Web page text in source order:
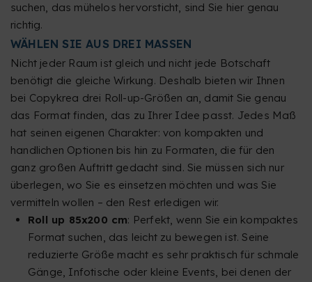
suchen, das mühelos hervorsticht, sind Sie hier genau
richtig.
WÄHLEN SIE AUS DREI MASSEN
Nicht jeder Raum ist gleich und nicht jede Botschaft
benötigt die gleiche Wirkung. Deshalb bieten wir Ihnen
bei Copykrea drei Roll-up-Größen an, damit Sie genau
das Format finden, das zu Ihrer Idee passt. Jedes Maß
hat seinen eigenen Charakter: von kompakten und
handlichen Optionen bis hin zu Formaten, die für den
ganz großen Auftritt gedacht sind. Sie müssen sich nur
überlegen, wo Sie es einsetzen möchten und was Sie
vermitteln wollen – den Rest erledigen wir.
Roll up 85x200 cm: Perfekt, wenn Sie ein kompaktes
Format suchen, das leicht zu bewegen ist. Seine
reduzierte Größe macht es sehr praktisch für schmale
Gänge, Infotische oder kleine Events, bei denen der